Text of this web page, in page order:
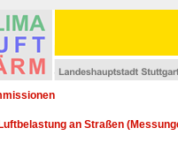
an Straßen